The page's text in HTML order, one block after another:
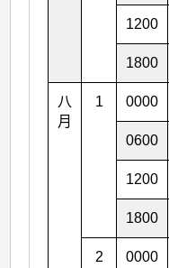
1200
1800
八
月
1 0000
0600
1200
1800
2 0000